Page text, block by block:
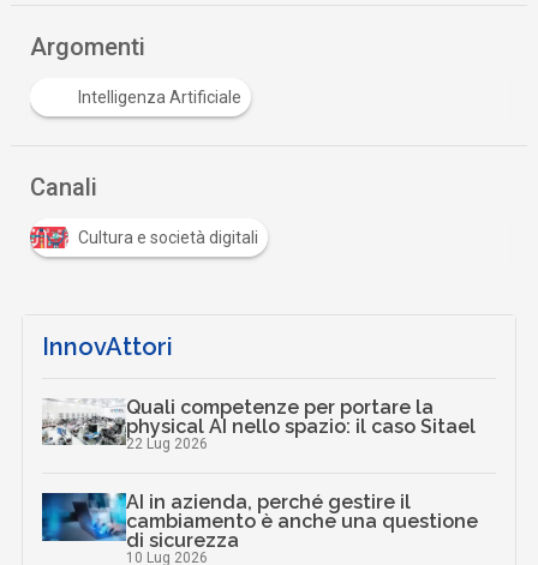
Argomenti
Intelligenza Artificiale
Canali
Cultura e società digitali
InnovAttori
Quali competenze per portare la
physical AI nello spazio: il caso Sitael
22 Lug 2026
AI in azienda, perché gestire il
cambiamento è anche una questione
di sicurezza
10 Lug 2026